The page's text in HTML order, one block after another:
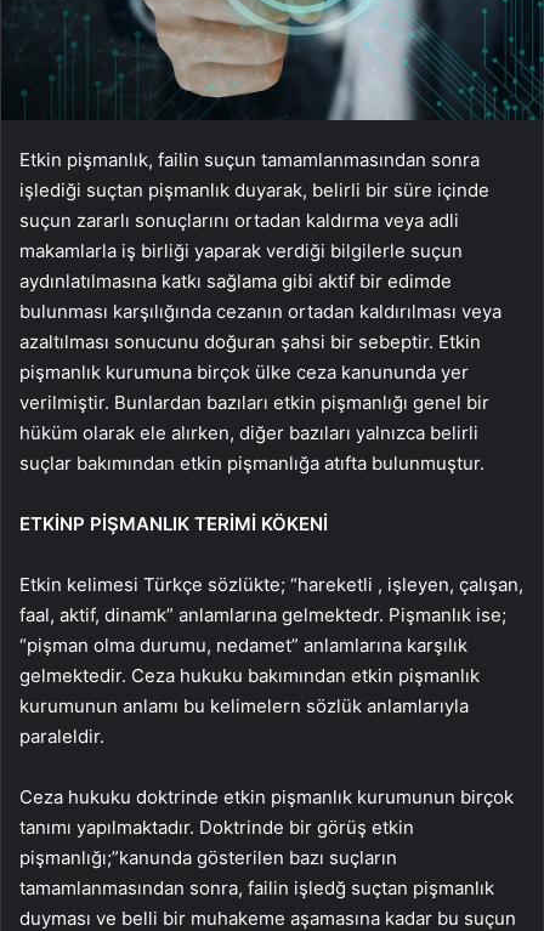
Etkin pişmanlık, failin suçun tamamlanmasından sonra
işlediği suçtan pişmanlık duyarak, belirli bir süre içinde
suçun zararlı sonuçlarını ortadan kaldırma veya adli
makamlarla iş birliği yaparak verdiği bilgilerle suçun
aydınlatılmasına katkı sağlama gibi aktif bir edimde
bulunması karşılığında cezanın ortadan kaldırılması veya
azaltılması sonucunu doğuran şahsi bir sebeptir. Etkin
pişmanlık kurumuna birçok ülke ceza kanununda yer
verilmiştir. Bunlardan bazıları etkin pişmanlığı genel bir
hüküm olarak ele alırken, diğer bazıları yalnızca belirli
suçlar bakımından etkin pişmanlığa atıfta bulunmuştur.
ETKİNP PİŞMANLIK TERİMİ KÖKENİ
Etkin kelimesi Türkçe sözlükte; “hareketli , işleyen, çalışan,
faal, aktif, dinamk” anlamlarına gelmektedr. Pişmanlık ise;
“pişman olma durumu, nedamet” anlamlarına karşılık
gelmektedir. Ceza hukuku bakımından etkin pişmanlık
kurumunun anlamı bu kelimelern sözlük anlamlarıyla
paraleldir.
Ceza hukuku doktrinde etkin pişmanlık kurumunun birçok
tanımı yapılmaktadır. Doktrinde bir görüş etkin
pişmanlığı;”kanunda gösterilen bazı suçların
tamamlanmasından sonra, failin işledğ suçtan pişmanlık
duyması ve belli bir muhakeme aşamasına kadar bu suçun